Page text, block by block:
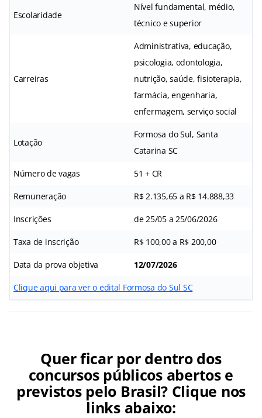
Escolaridade
Nível fundamental, médio,
técnico e superior
Carreiras
Administrativa, educação,
psicologia, odontologia,
nutrição, saúde, fisioterapia,
farmácia, engenharia,
enfermagem, serviço social
Lotação
Formosa do Sul, Santa
Catarina SC
Número de vagas 51 + CR
Remuneração R$ 2.135,65 a R$ 14.888,33
Inscrições de 25/05 a 25/06/2026
Taxa de inscrição R$ 100,00 a R$ 200,00
Data da prova objetiva 12/07/2026
Clique aqui para ver o edital Formosa do Sul SC
Quer ficar por dentro dos
concursos públicos abertos e
previstos pelo Brasil? Clique nos
links abaixo: